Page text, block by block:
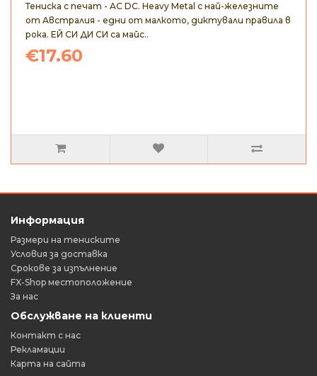
Тениска с печат - AC DC. Heavy Metal с най-железните
от Австралия - едни от малкото, диктували правила в
рока. ЕЙ СИ ДИ СИ са майс..
€17.60
Информация
Размери на тениските
Условия за доставка
Срокове за изпълнение
FX-Shop местоположение
За нас
Обслужване на клиенти
Контакт с нас
Рекламации
Карта на сайта